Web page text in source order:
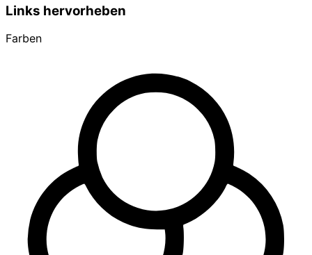
Links hervorheben
Farben